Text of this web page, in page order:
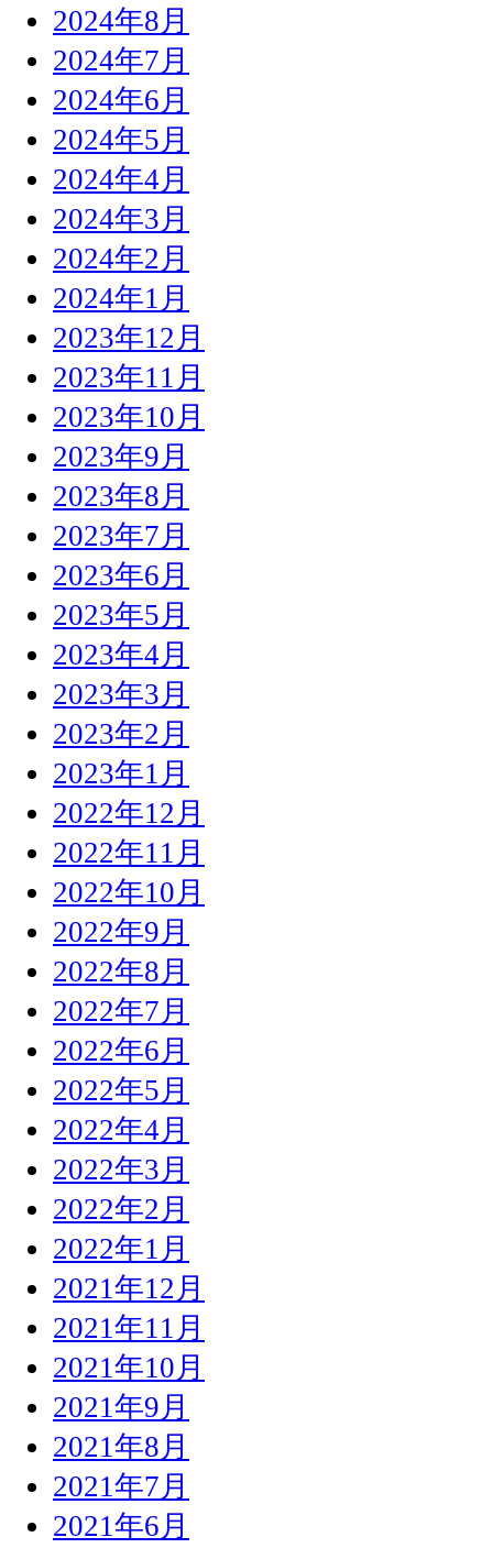
2024年8月
2024年7月
2024年6月
2024年5月
2024年4月
2024年3月
2024年2月
2024年1月
2023年12月
2023年11月
2023年10月
2023年9月
2023年8月
2023年7月
2023年6月
2023年5月
2023年4月
2023年3月
2023年2月
2023年1月
2022年12月
2022年11月
2022年10月
2022年9月
2022年8月
2022年7月
2022年6月
2022年5月
2022年4月
2022年3月
2022年2月
2022年1月
2021年12月
2021年11月
2021年10月
2021年9月
2021年8月
2021年7月
2021年6月